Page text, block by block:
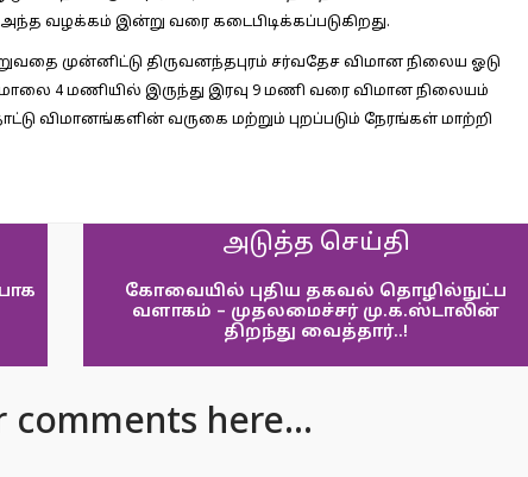
வழக்கம் இன்று வரை கடைபிடிக்கப்படுகிறது.
முன்னிட்டு திருவனந்தபுரம் சர்வதேச விமான நிலைய ஓடு
4 மணியில் இருந்து இரவு 9 மணி வரை விமான நிலையம்
விமானங்களின் வருகை மற்றும் புறப்படும் நேரங்கள் மாற்றி
அடுத்த செய்தி
கோவையில் புதிய தகவல் தொழில்நுட்ப
வளாகம் – முதலமைச்சர் மு.க.ஸ்டாலின்
திறந்து வைத்தார்..!
comments here...